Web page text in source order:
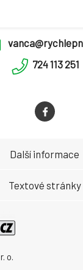
724 113 251
o.
Další informace
Textové stránky